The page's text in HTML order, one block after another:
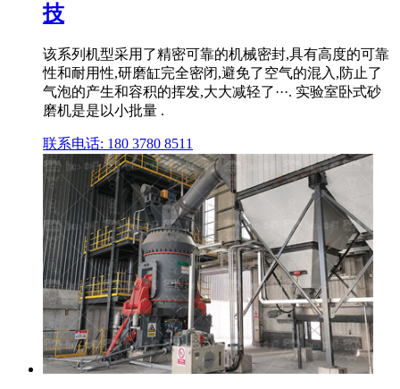
技
该系列机型采用了精密可靠的机械密封,具有高度的可靠
性和耐用性,研磨缸完全密闭,避免了空气的混入,防止了
气泡的产生和容积的挥发,大大减轻了···. 实验室卧式砂
磨机是是以小批量 .
联系电话: 180 3780 8511